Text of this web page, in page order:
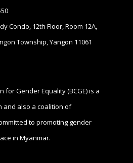
Condo, 12th Floor, Room 12A,
Township, Yangon 11061
for Gender Equality (BCGE) is a
and also a coalition of
to promoting gender
in Myanmar.